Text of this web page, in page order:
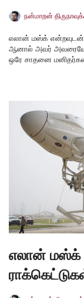
நன்மாறன்
எலான் மஸ்க் என்றவுடன்
ஆனால் அவர் அவரையே
ஒரே சாதனை
எலான் மஸ்க்